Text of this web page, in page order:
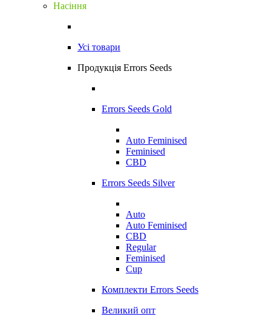
Насіння
Усі товари
Продукція Errors Seeds
Errors Seeds Gold
Auto Feminised
Feminised
CBD
Errors Seeds Silver
Auto
Auto Feminised
CBD
Regular
Feminised
Cup
Комплекти Errors Seeds
Великий опт